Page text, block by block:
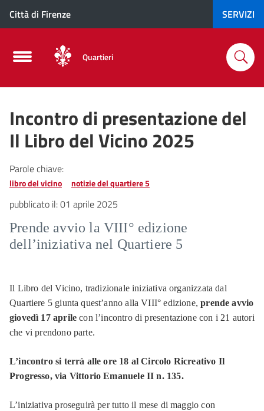
Città di Firenze SERVIZI
Quartieri
Incontro di presentazione del
Il Libro del Vicino 2025
Parole chiave:
libro del vicino notizie del quartiere 5
pubblicato il:01 aprile 2025
Prende avvio la VIII° edizione
dell’iniziativa nel Quartiere 5
Il Libro del Vicino, tradizionale iniziativa organizzata dal
Quartiere 5 giunta quest’anno alla VIII° edizione,prende avvio
giovedì 17 aprilecon l’incontro di presentazione con i 21 autori
che vi prendono parte.
L’incontro si terrà alle ore 18 al Circolo Ricreativo Il
Progresso, via Vittorio Emanuele II n. 135.
L’iniziativa proseguirà per tutto il mese di maggio con